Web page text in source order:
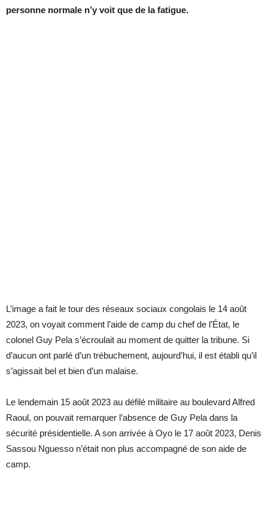
personne normale n’y voit que de la fatigue.
L’image a fait le tour des réseaux sociaux congolais le 14 août
2023, on voyait comment l’aide de camp du chef de l’État, le
colonel Guy Pela s’écroulait au moment de quitter la tribune. Si
d’aucun ont parlé d’un trébuchement, aujourd’hui, il est établi qu’il
s’agissait bel et bien d’un malaise.
Le lendemain 15 août 2023 au défilé militaire au boulevard Alfred
Raoul, on pouvait remarquer l’absence de Guy Pela dans la
sécurité présidentielle. A son arrivée à Oyo le 17 août 2023, Denis
Sassou Nguesso n’était non plus accompagné de son aide de
camp.